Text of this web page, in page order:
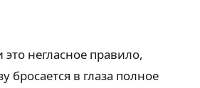
негласное правило,
в глаза полное